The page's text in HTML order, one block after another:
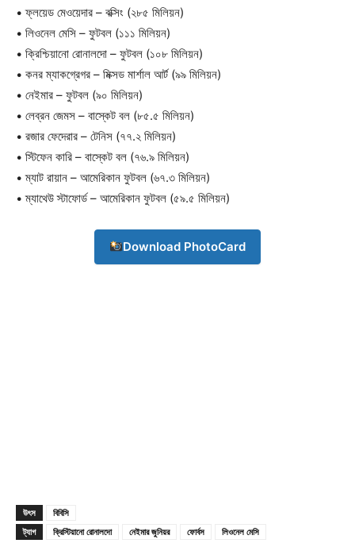
Company
About
• ফ্লয়েড মেওয়েদার – বক্সিং (২৮৫ মিলিয়ন)
• লিওনেল মেসি – ফুটবল (১১১ মিলিয়ন)
• ক্রিশ্চিয়ানো রোনালদো – ফুটবল (১০৮ মিলিয়ন)
• কনর ম্যাকগ্রেগর – মিক্সড মার্শাল আর্ট (৯৯ মিলিয়ন)
• নেইমার – ফুটবল (৯০ মিলিয়ন)
• লেব্রন জেমস – বাস্কেট বল (৮৫.৫ মিলিয়ন)
• রজার ফেদেরার – টেনিস (৭৭.২ মিলিয়ন)
• স্টিফেন কারি – বাস্কেট বল (৭৬.৯ মিলিয়ন)
• ম্যাট রায়ান – আমেরিকান ফুটবল (৬৭.৩ মিলিয়ন)
• ম্যাথেউ স্টাফোর্ড – আমেরিকান ফুটবল (৫৯.৫ মিলিয়ন)
Download PhotoCard
উৎস
বিবিসি
ট্যাগ
ক্রিস্টিয়ানো রোনালদো নেইমার জুনিয়র ফোর্বস লিওনেল মেসি